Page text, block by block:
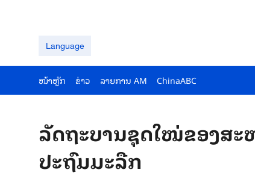
Language
ໜ້າຫຼັກ ຂ່າວ ລາຍ​ການ AM ChinaABC
ລັດຖະບານຊຸດໃໝ່ຂອງສະ
ປະຖົມມະລືກ